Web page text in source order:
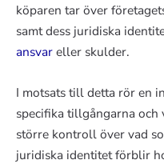
köparen tar över
samt dess juridiska
ansvareller skulder.
I motsats till detta rör en
specifika tillgångarna och
större kontroll över vad
juridiska identitet förblir